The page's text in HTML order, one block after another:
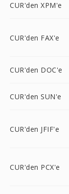
CUR'den XPM'e
CUR'den FAX'e
CUR'den DOC'e
CUR'den SUN'e
CUR'den JFIF'e
CUR'den PCX'e